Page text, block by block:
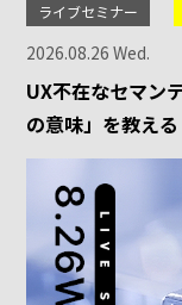
ライブセミナー
2026.08.26 Wed.
UX不在なセマン
の意味」を教える